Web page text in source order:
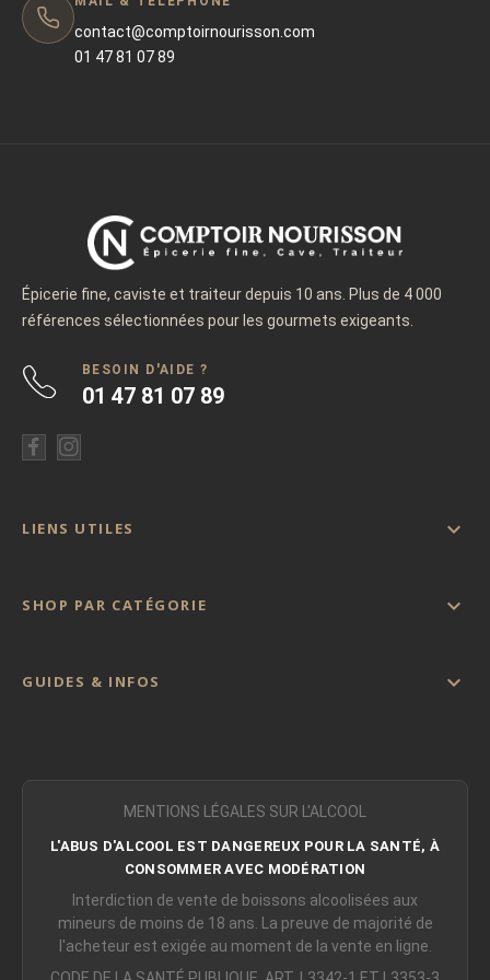
contact@comptoirnourisson.com
01 47 81 07 89
Épicerie fine, caviste et traiteur depuis 10 ans. Plus de 4 000
références sélectionnées pour les gourmets exigeants.
BESOIN D'AIDE ?
01 47 81 07 89
LIENS UTILES 
SHOP PAR CATÉGORIE 
GUIDES & INFOS 
MENTIONS LÉGALES SUR L'ALCOOL
L'ABUS D'ALCOOL EST DANGEREUX POUR LA SANTÉ, À
CONSOMMER AVEC MODÉRATION
Interdiction de vente de boissons alcoolisées aux
mineurs de moins de 18 ans. La preuve de majorité de
l'acheteur est exigée au moment de la vente en ligne.